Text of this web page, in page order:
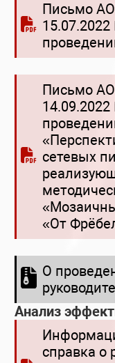
Письмо
Письмо
сетевых
«От
О
Анализ
справка о